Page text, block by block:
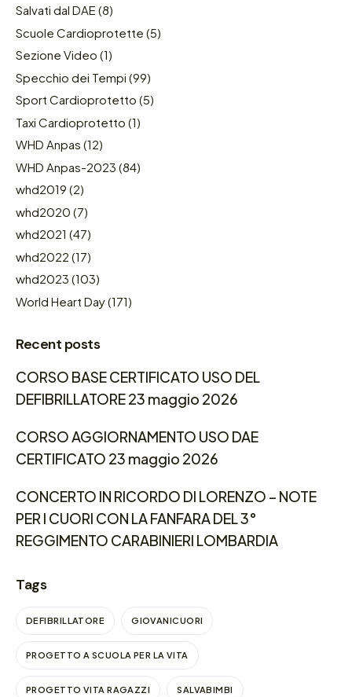
Salvati dal DAE (8)
Scuole Cardioprotette (5)
Sezione Video (1)
Specchio dei Tempi (99)
Sport Cardioprotetto (5)
Taxi Cardioprotetto (1)
WHD Anpas (12)
WHD Anpas-2023 (84)
whd2019 (2)
whd2020 (7)
whd2021 (47)
whd2022 (17)
whd2023 (103)
World Heart Day(171)
Recent posts
CORSO BASE CERTIFICATO USO DEL
DEFIBRILLATORE 23 maggio 2026
CORSO AGGIORNAMENTO USO DAE
CERTIFICATO 23 maggio 2026
CONCERTO IN RICORDO DI LORENZO – NOTE
PER I CUORI CON LA FANFARA DEL 3°
REGGIMENTO CARABINIERI LOMBARDIA
Tags
DEFIBRILLATORE GIOVANICUORI
PROGETTO A SCUOLA PER LA VITA
PROGETTO VITA RAGAZZI SALVABIMBI